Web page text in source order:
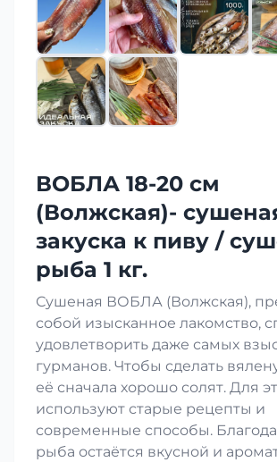
ВОБЛА 18-20 см
(Волжская)-
закуска к пиву /
рыба 1 кг.
Сушеная ВОБЛА (Волжская),
собой изысканное лакомство,
удовлетворить даже самых
гурманов. Чтобы сделать
её сначала хорошо солят. Для
используют старые рецепты и
современные способы.
рыба остаётся вкусной и